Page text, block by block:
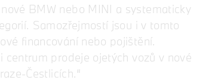
BMW nebo MINI a systematicky
Samozřejmostí jsou i v tomto
financování nebo pojištění.
prodeje ojetých vozů v nové
Čestlicích.“